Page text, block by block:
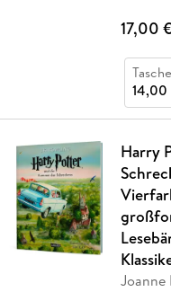
17,00 €
14,00
Harry
Joanne